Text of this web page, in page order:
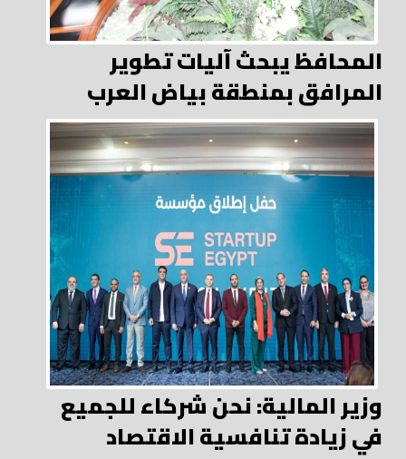
المحافظ يبحث آليات تطوير
المرافق بمنطقة بياض العرب
وزير المالية: نحن شركاء للجميع
في زيادة تنافسية الاقتصاد